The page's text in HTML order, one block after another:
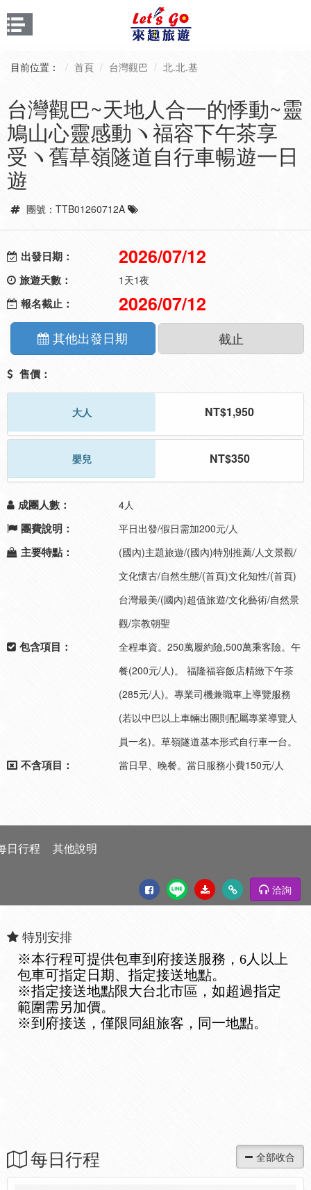
目前位置： 首頁 台灣觀巴 北.北.基
台灣觀巴~天地人合一的悸動~靈
鳩山心靈感動ヽ福容下午茶享
受ヽ舊草嶺隧道自行車暢遊一日
遊
團號：TTB01260712A
出發日期： 2026/07/12
旅遊天數： 1天1夜
報名截止： 2026/07/12
其他出發日期 截止
售價：
大人 NT$1,950
嬰兒 NT$350
成團人數： 4人
團費說明： 平日出發/假日需加200元/人
主要特點：
(國內)主題旅遊/(國內)特別推薦/人文景觀/
文化懷古/自然生態/(首頁)文化知性/(首頁)
台灣最美/(國內)超值旅遊/文化藝術/自然景
觀/宗教朝聖
包含項目：
全程車資。250萬履約險,500萬乘客險。午
餐(200元/人)。 福隆福容飯店精緻下午茶
(285元/人)。專業司機兼職車上導覽服務
(若以中巴以上車輛出團則配屬專業導覽人
員一名)。草嶺隧道基本形式自行車一台。
不含項目： 當日早、晚餐。當日服務小費150元/人
日行程 其他說明
洽詢
特別安排
※本行程可提供包車到府接送服務，6人以上
包車可指定日期、指定接送地點。
※指定接送地點限大台北市區，如超過指定
範圍需另加價。
※到府接送，僅限同組旅客，同一地點。
每日行程